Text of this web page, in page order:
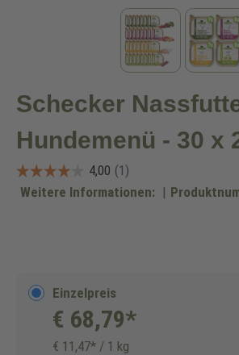
Schecker
Hundemenü - 30 x
Weitere Informationen: |
Einzelpreis
€ 68,79*
€ 11,47* / 1 kg